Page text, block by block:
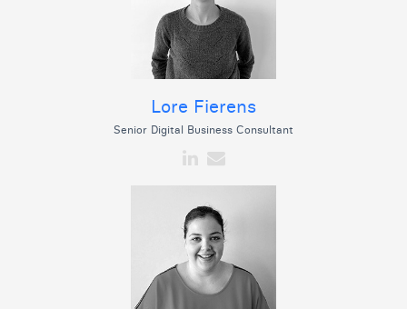
Lore Fierens
Senior Digital Business Consultant